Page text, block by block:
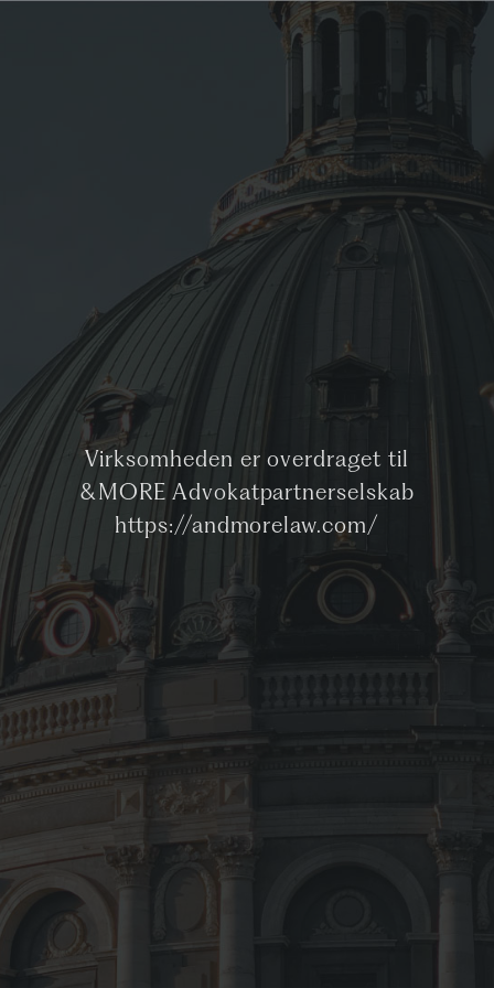
Virksomheden er overdraget til
&MORE Advokatpartnerselskab
https://andmorelaw.com/